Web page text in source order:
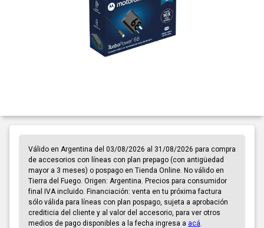
Válido en Argentina del 03/08/2026 al 31/08/2026 para compra
de accesorios con líneas con plan prepago (con antigüedad
mayor a 3 meses) o pospago en Tienda Online. No válido en
Tierra del Fuego. Origen: Argentina. Precios para consumidor
final IVA incluido. Financiación: venta en tu próxima factura
sólo válida para líneas con plan pospago, sujeta a aprobación
crediticia del cliente y al valor del accesorio, para ver otros
medios de pago disponibles a la fecha ingresa a acá